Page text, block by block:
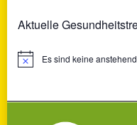
Aktuelle
HinweisEs sind keine